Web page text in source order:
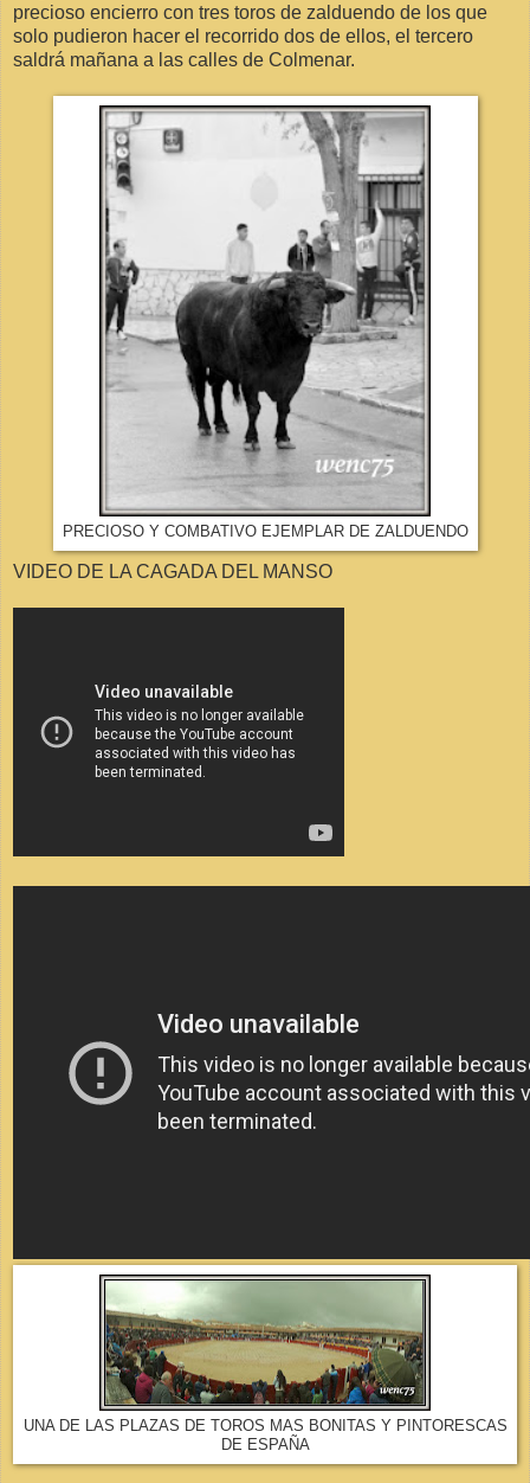
precioso encierro con tres toros de zalduendo de los que
solo pudieron hacer el recorrido dos de ellos, el tercero
saldrá mañana a las calles de Colmenar.
PRECIOSO Y COMBATIVO EJEMPLAR DE ZALDUENDO
VIDEO DE LA CAGADA DEL MANSO
UNA DE LAS PLAZAS DE TOROS MAS BONITAS Y PINTORESCAS
DE ESPAÑA